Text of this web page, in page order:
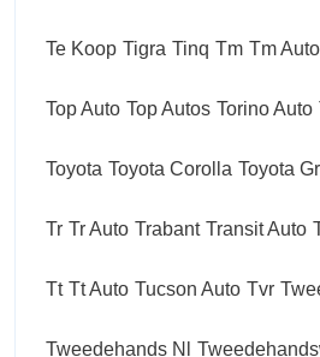
Te Koop Tigra Tinq Tm Tm Auto
Top Auto Top Autos Torino Auto
Toyota Toyota Corolla Toyota Gr
Tr Tr Auto Trabant Transit Auto
Tt Tt Auto Tucson Auto Tvr
Tweedehands Nl